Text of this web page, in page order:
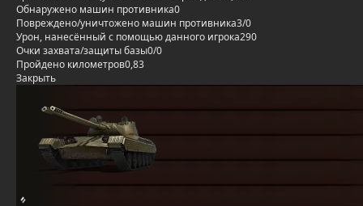
Обнаружено машин противника0
Повреждено/уничтожено машин противника3/0
Урон, нанесённый с помощью данного игрока290
Очки захвата/защиты базы0/0
Пройдено километров0,83
Закрыть